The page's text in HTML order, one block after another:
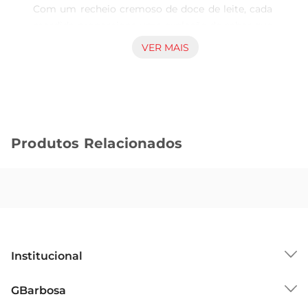
Com um recheio cremoso de doce de leite, cada
agrada tanto crianças quanto adultos. Ideal para
cremosidade, o Biscoito Bono se destaca pela
especial que faz toda a diferença.
Esse biscoito é extremamenteversátil e pode ser
VER MAIS
Produtos Relacionados
Institucional
GBarbosa